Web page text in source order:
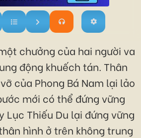
chưởng của hai người va
động khuếch tán. Thân
của Phong Bá Nam lại lảo
mới có thể đứng vững
Lục Thiếu Du lại đứng vững
hình ở trên không trung